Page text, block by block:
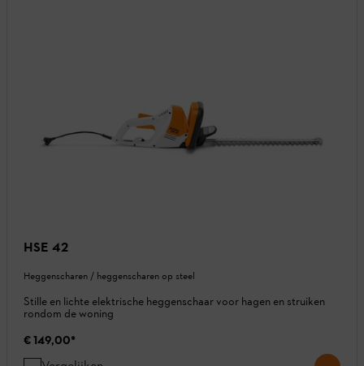
HSE 42
Heggenscharen / heggenscharen op steel
Stille en lichte elektrische heggenschaar voor hagen en struiken
rondom de woning
€ 149,00*